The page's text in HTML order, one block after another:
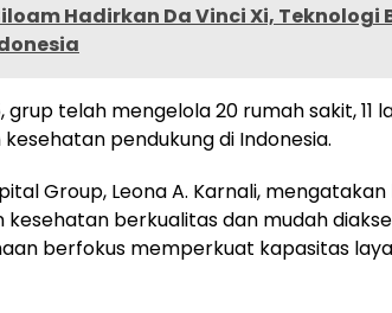
Hadirkan Da Vinci Xi, Teknologi
grup telah mengelola 20 rumah sakit, 11
pendukung di Indonesia.
Group, Leona A. Karnali,
berkualitas dan mudah
berfokus memperkuat kapasitas